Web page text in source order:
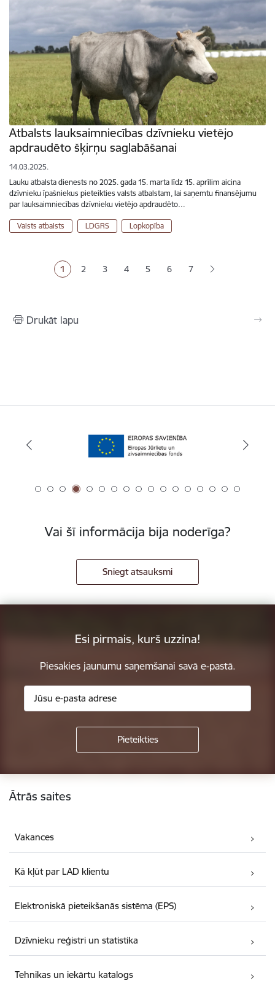
Atbalsts lauksaimniecības dzīvnieku vietējo
apdraudēto šķirņu saglabāšanai
14.03.2025.
Lauku atbalsta dienests no 2025. gada 15. marta līdz 15. aprīlim aicina
dzīvnieku īpašniekus pieteikties valsts atbalstam, lai saņemtu finansējumu
par lauksaimniecības dzīvnieku vietējo apdraudēto…
Valsts atbalsts LDGRS Lopkopība
Pašreizējā lapa
1 Lapa
2 Lapa
3 Lapa
4 Lapa
5 Lapa
6 7
Drukāt lapu
Vai šī informācija bija noderīga?
Sniegt atsauksmi
Esi pirmais, kurš uzzina!
Piesakies jaunumu saņemšanai savā e-pastā.
Kājene
Ātrās saites
Vakances
Kā kļūt par LAD klientu
Elektroniskā pieteikšanās sistēma (EPS)
Dzīvnieku reģistri un statistika
Tehnikas un iekārtu katalogs